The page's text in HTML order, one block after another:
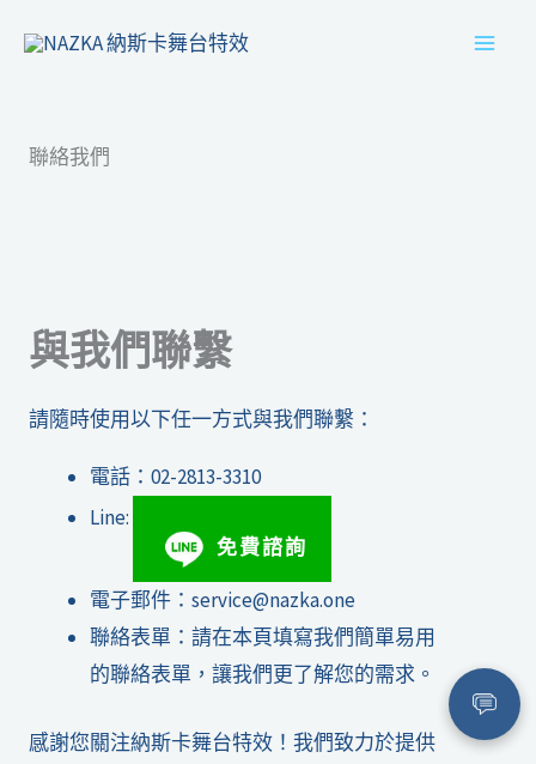
聯絡我們
與我們聯繫
請隨時使用以下任一方式與我們聯繫：
電話：02-2813-3310
Line:
免費諮詢
電子郵件： service@nazka.one
聯絡表單：請在本頁填寫我們簡單易用
的聯絡表單，讓我們更了解您的需求。
感謝您關注納斯卡舞台特效！我們致力於提供